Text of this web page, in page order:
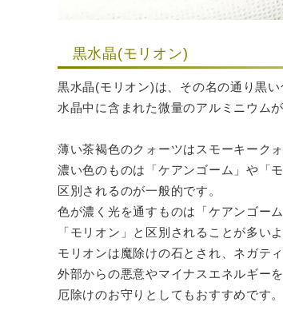
黒水晶(モリオン)
黒水晶(モリオン)は、その名の通り黒い
水晶中に含まれた微量のアルミニウム
薄い茶褐色のクォーツはスモーキーク
濃い色のものは「ケアンゴーム」や「
区別されるのが一般的です。
色が濃く光を通すものは「ケアンゴー
「モリオン」と区別されることが多いよ
モリオンは魔除けの石とされ、ネガテ
外部からの悪意やマイナスエネルギー
厄除けのお守りとしてもおすすめです。